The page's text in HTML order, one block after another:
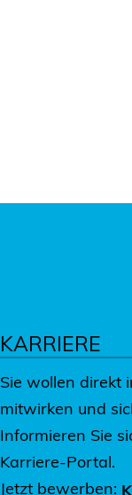
KARRIERE
Sie wollen direkt
mitwirken und
Informieren Sie
Karriere-Portal.
Jetzt bewerben: